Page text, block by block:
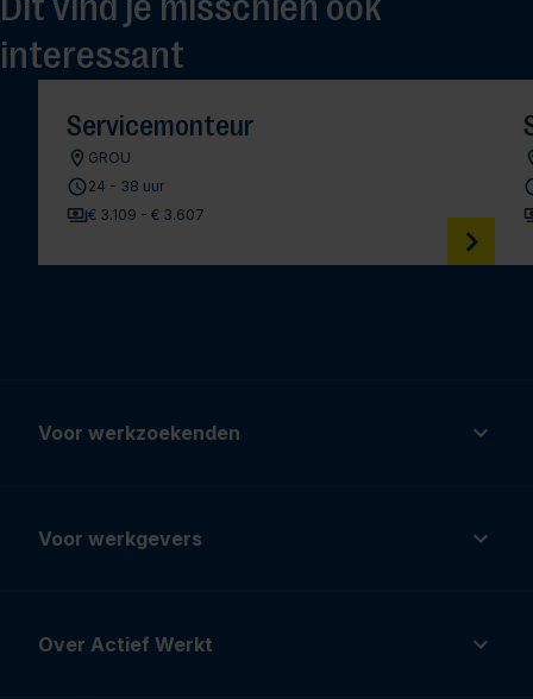
interessant
Servicemonteur
GROU
24 - 38 uur
€ 3.109 - € 3.607
Voor werkzoekenden
Voor werkgevers
Over Actief Werkt